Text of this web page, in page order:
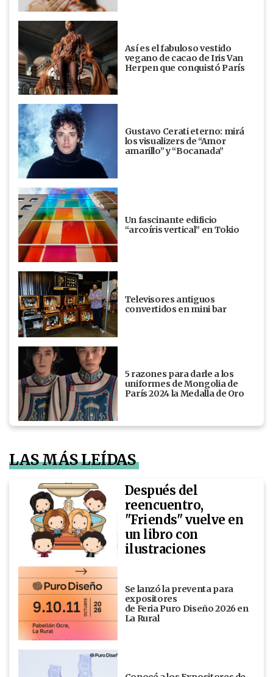
Así es el fabuloso vestido
vegano de cacao de Iris Van
Herpen que conquistó París
Gustavo Cerati eterno: mirá
los visualizers de “Amor
amarillo” y “Bocanada”
Un fascinante edificio
“arcoíris vertical” en Tokio
Televisores antiguos
convertidos en mini bar
5 razones para darle a los
uniformes de Mongolia de
París 2024 la Medalla de Oro
LAS MÁS LEÍDAS
Después del
reencuentro,
"Friends" vuelve en
un libro con
ilustraciones
Se lanzó la preventa para
expositores
de Feria Puro Diseño 2026 en
La Rural